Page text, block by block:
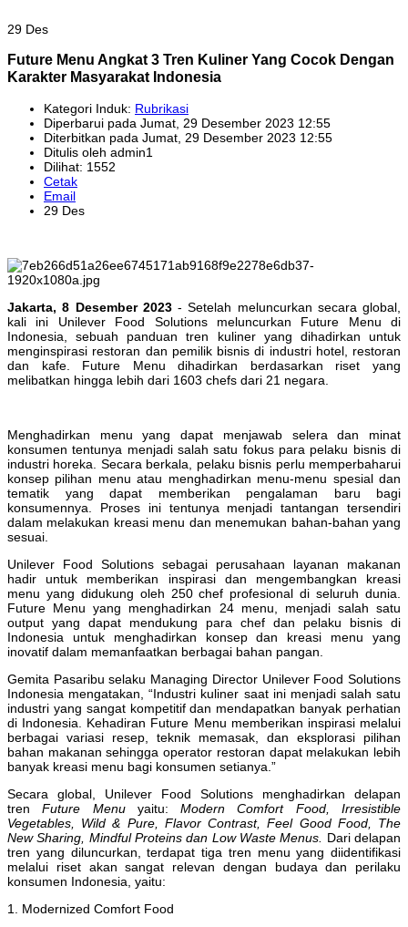
29 Des
Future Menu Angkat 3 Tren Kuliner Yang Cocok Dengan
Karakter Masyarakat Indonesia
Kategori Induk: Rubrikasi
Diperbarui pada Jumat, 29 Desember 2023 12:55
Diterbitkan pada Jumat, 29 Desember 2023 12:55
Ditulis oleh admin1
Dilihat: 1552
Cetak
Email
29 Des
Jakarta, 8 Desember 2023- Setelah meluncurkan secara global,
kali ini Unilever Food Solutions meluncurkan Future Menu di
Indonesia, sebuah panduan tren kuliner yang dihadirkan untuk
menginspirasi restoran dan pemilik bisnis di industri hotel, restoran
dan kafe. Future Menu dihadirkan berdasarkan riset yang
melibatkan hingga lebih dari 1603 chefs dari 21 negara.
Menghadirkan menu yang dapat menjawab selera dan minat
konsumen tentunya menjadi salah satu fokus para pelaku bisnis di
industri horeka. Secara berkala, pelaku bisnis perlu memperbaharui
konsep pilihan menu atau menghadirkan menu-menu spesial dan
tematik yang dapat memberikan pengalaman baru bagi
konsumennya. Proses ini tentunya menjadi tantangan tersendiri
dalam melakukan kreasi menu dan menemukan bahan-bahan yang
sesuai.
Unilever Food Solutions sebagai perusahaan layanan makanan
hadir untuk memberikan inspirasi dan mengembangkan kreasi
menu yang didukung oleh 250 chef profesional di seluruh dunia.
Future Menu yang menghadirkan 24 menu, menjadi salah satu
output yang dapat mendukung para chef dan pelaku bisnis di
Indonesia untuk menghadirkan konsep dan kreasi menu yang
inovatif dalam memanfaatkan berbagai bahan pangan.
Gemita Pasaribu selaku Managing Director Unilever Food Solutions
Indonesia mengatakan, “Industri kuliner saat ini menjadi salah satu
industri yang sangat kompetitif dan mendapatkan banyak perhatian
di Indonesia. Kehadiran Future Menu memberikan inspirasi melalui
berbagai variasi resep, teknik memasak, dan eksplorasi pilihan
bahan makanan sehingga operator restoran dapat melakukan lebih
banyak kreasi menu bagi konsumen setianya.”
Secara global, Unilever Food Solutions menghadirkan delapan
trenFuture Menu yaitu:Modern Comfort Food, Irresistible
Vegetables, Wild & Pure, Flavor Contrast, Feel Good Food, The
New Sharing, Mindful Proteins dan Low Waste Menus.
Dari delapan
tren yang diluncurkan, terdapat tiga tren menu yang diidentifikasi
melalui riset akan sangat relevan dengan budaya dan perilaku
konsumen Indonesia, yaitu:
1. Modernized Comfort Food